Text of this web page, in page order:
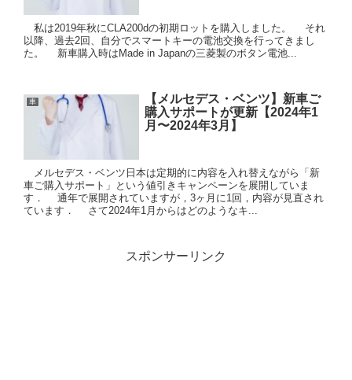
私は2019年秋にCLA200dの初期ロットを購入しました。 それ
以降、過去2回、自分でスマートキーの電池交換を行ってきまし
た。 新車購入時はMade in Japanの三菱製のボタン電池...
車
【メルセデス・ベンツ】新車ご
購入サポートが更新【2024年1
月〜2024年3月】
メルセデス・ベンツ日本は定期的に内容を入れ替えながら「新
車ご購入サポート」という値引きキャンペーンを展開していま
す． 通年で展開されていますが，3ヶ月に1回，内容が見直され
ています． さて2024年1月からはどのようなキ...
スポンサーリンク